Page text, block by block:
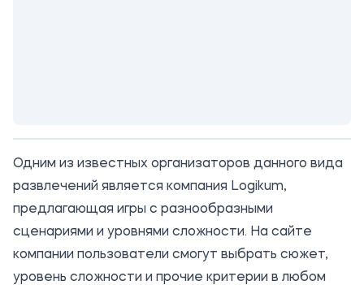
Одним из известных организаторов данного вида
развлечений является компания Logikum,
предлагающая игры с разнообразными
сценариями и уровнями сложности. На сайте
компании пользователи смогут выбрать сюжет,
уровень сложности и прочие критерии в любом